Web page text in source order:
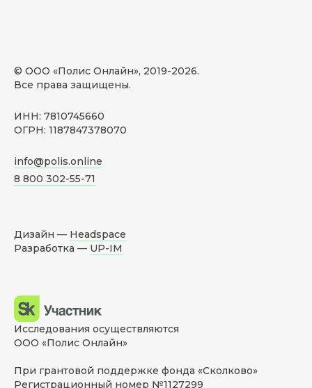
© ООО «Полис Онлайн», 2019-2026.
Все права защищены.
ИНН: 7810745660
ОГРН: 1187847378070
info@polis.online
8 800 302-55-71
Дизайн — Headspace
Разработка — UP-IM
Исследования осуществляются
ООО «Полис Онлайн»
При грантовой поддержке фонда «Сколково»
Регистрационный номер №1127299